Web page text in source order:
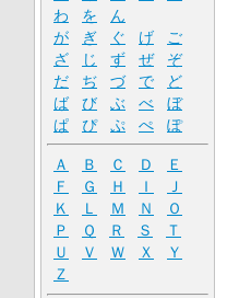
わ
を
ん
が
ぎ ぐ げ
ご
ざ
じ ず ぜ
ぞ
だ
ぢ づ で
ど
ば
び ぶ べ
ぼ
ぱ
ぴ ぷ ぺ ぽ
Ａ Ｂ Ｃ Ｄ
Ｅ
Ｆ
Ｇ Ｈ Ｉ
Ｊ
Ｋ
Ｌ Ｍ Ｎ
Ｏ
Ｐ
Ｑ Ｒ Ｓ
Ｔ
Ｕ
Ｖ Ｗ Ｘ
Ｙ
Ｚ